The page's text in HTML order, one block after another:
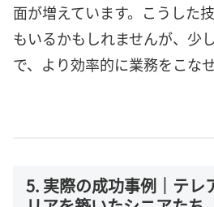
面が増えています。こうした
もいるかもしれませんが、少
で、より効率的に業務をこな
5. 実際の成功事例｜テレ